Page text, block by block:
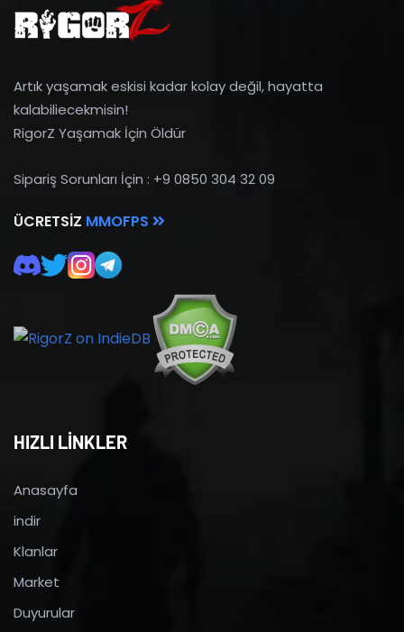
Artık yaşamak eskisi kadar kolay değil, hayatta
kalabiliecekmisin!
RigorZ Yaşamak İçin Öldür
Sipariş Sorunları İçin : +9 0850 304 32 09
ÜCRETSIZ MMOFPS
HIZLI LİNKLER
Anasayfa
indir
Klanlar
Market
Duyurular